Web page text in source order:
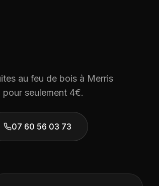
au feu de bois à Merris
pour seulement 4€.
07 60 56 03 73